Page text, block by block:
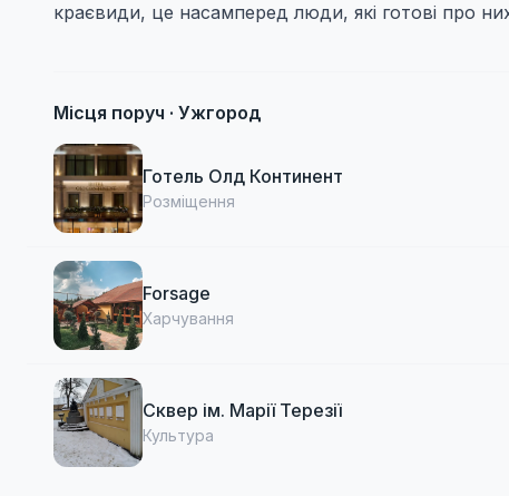
краєвиди, це насамперед люди, які готові про
Місця поруч · Ужгород
Готель Олд Континент
Розміщення
Forsage
Харчування
Сквер ім. Марії Терезії
Культура